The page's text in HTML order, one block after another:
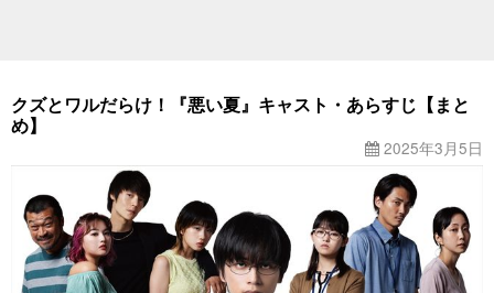
クズとワルだらけ！『悪い夏』キャスト・あらすじ【まと
め】
2025年3月5日